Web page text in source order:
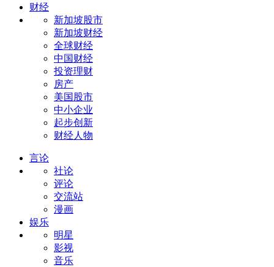
财经
新加坡股市
新加坡财经
全球财经
中国财经
投资理财
房产
美国股市
中小企业
起步创新
财经人物
言论
社论
评论
交流站
漫画
娱乐
明星
影视
音乐